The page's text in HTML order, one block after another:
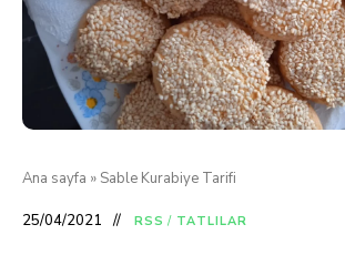
Ana sayfa » Sable Kurabiye Tarifi
25/04/2021 RSS / TATLILAR